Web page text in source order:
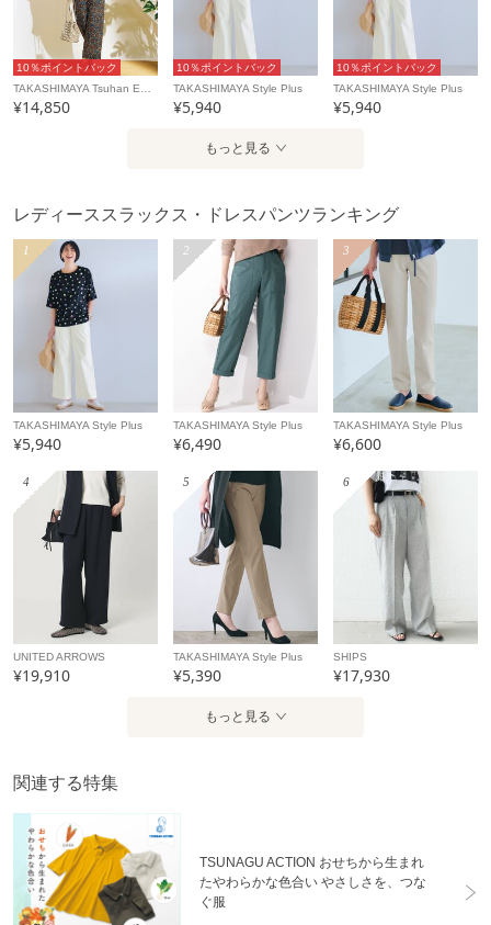
10％ポイントバック
¥14,850
10％ポイントバック
TAKASHIMAYA Style Plus
¥5,940
10％ポイントバック
TAKASHIMAYA Style Plus
¥5,940
もっと見る
レディーススラックス・ドレスパンツランキング
1
TAKASHIMAYA Style Plus
¥5,940
2
TAKASHIMAYA Style Plus
¥6,490
3
TAKASHIMAYA Style Plus
¥6,600
4
UNITED ARROWS
¥19,910
5
TAKASHIMAYA Style Plus
¥5,390
6
SHIPS
¥17,930
もっと見る
関連する特集
TSUNAGU ACTION おせちから生まれ
たやわらかな色合い やさしさを、つな
ぐ服